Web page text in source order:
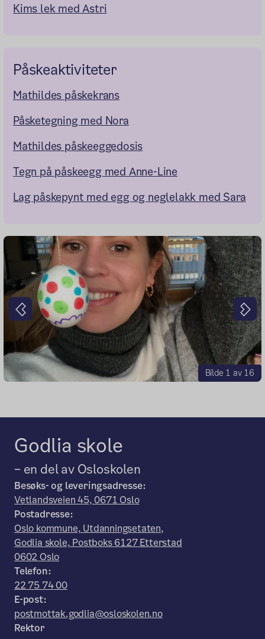
Kims lek med Astri
Påskeaktiviteter
Mathildes påskekrans
Påsketegning med Nora
Mathildes påskeeggedosis
Tegn på påskeegg med Anne-Line
Lag påskepynt med egg og neglelakk med Sara
Bilde 1 av 16
Forrige
Godlia skole
– en del av Osloskolen
Besøks- og leveringsadresse:
Vetlandsveien 45, 0671 Oslo
Postadresse:
Oslo kommune, Utdanningsetaten,
Godlia skole, Postboks 6127 Etterstad
0602 Oslo
Telefon:
22 75 74 00
E-post:
postmottak.godlia@osloskolen.no
Rektor